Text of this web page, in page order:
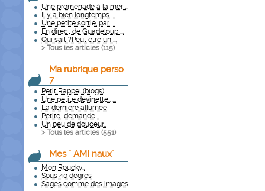
Une promenade à la mer ...
Il y a bien longtemps ...
Une petite sortie, par ...
En direct de Guadeloup ...
Qui sait ?Peut être un ...
> Tous les articles (115)
Ma rubrique perso
7
Petit Rappel (blogs)
Une petite devinette.. ...
La dernière allumée
Petite "demande "
Un peu de douceur..
> Tous les articles (551)
Mes " AMI naux"
Mon Roucky..
Sous 40 degres
Sages comme des images